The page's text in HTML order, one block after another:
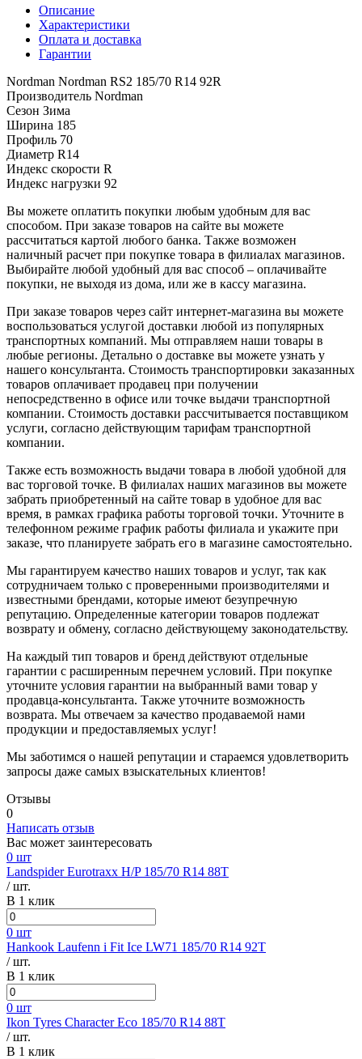
Описание
Характеристики
Оплата и доставка
Гарантии
Nordman Nordman RS2 185/70 R14 92R
Производитель Nordman
Сезон Зима
Ширина 185
Профиль 70
Диаметр R14
Индекс скорости R
Индекс нагрузки 92
Вы можете оплатить покупки любым удобным для вас
способом. При заказе товаров на сайте вы можете
рассчитаться картой любого банка. Также возможен
наличный расчет при покупке товара в филиалах магазинов.
Выбирайте любой удобный для вас способ – оплачивайте
покупки, не выходя из дома, или же в кассу магазина.
При заказе товаров через сайт интернет-магазина вы можете
воспользоваться услугой доставки любой из популярных
транспортных компаний. Мы отправляем наши товары в
любые регионы. Детально о доставке вы можете узнать у
нашего консультанта. Стоимость транспортировки заказанных
товаров оплачивает продавец при получении
непосредственно в офисе или точке выдачи транспортной
компании. Стоимость доставки рассчитывается поставщиком
услуги, согласно действующим тарифам транспортной
компании.
Также есть возможность выдачи товара в любой удобной для
вас торговой точке. В филиалах наших магазинов вы можете
забрать приобретенный на сайте товар в удобное для вас
время, в рамках графика работы торговой точки. Уточните в
телефонном режиме график работы филиала и укажите при
заказе, что планируете забрать его в магазине самостоятельно.
Мы гарантируем качество наших товаров и услуг, так как
сотрудничаем только с проверенными производителями и
известными брендами, которые имеют безупречную
репутацию. Определенные категории товаров подлежат
возврату и обмену, согласно действующему законодательству.
На каждый тип товаров и бренд действуют отдельные
гарантии с расширенным перечнем условий. При покупке
уточните условия гарантии на выбранный вами товар у
продавца-консультанта. Также уточните возможность
возврата. Мы отвечаем за качество продаваемой нами
продукции и предоставляемых услуг!
Мы заботимся о нашей репутации и стараемся удовлетворить
запросы даже самых взыскательных клиентов!
Отзывы
0
Написать отзыв
Вас может заинтересовать
0 шт
Landspider Eurotraxx H/P 185/70 R14 88T
/ шт.
В 1 клик
0 шт
Hankook Laufenn i Fit Ice LW71 185/70 R14 92T
/ шт.
В 1 клик
0 шт
Ikon Tyres Character Eco 185/70 R14 88T
/ шт.
В 1 клик